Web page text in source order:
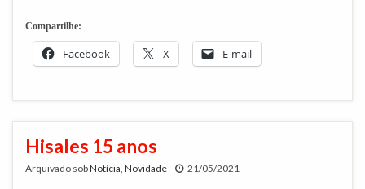
Compartilhe:
Facebook X E-mail
Hisales 15 anos
Arquivado sobNotícia Novidade 21/05/2021